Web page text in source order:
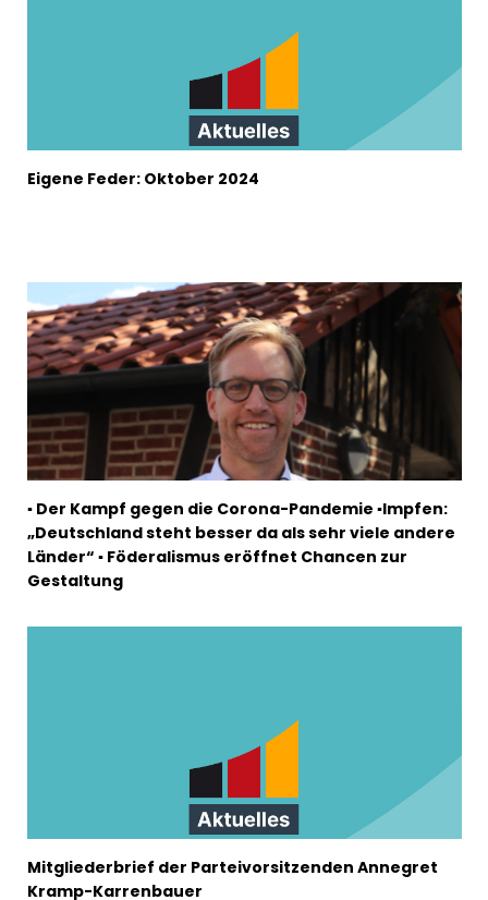
Eigene Feder: Oktober 2024
▪ Der Kampf gegen die Corona-Pandemie ▪Impfen:
Deutschland steht besser da als sehr viele andere
Länder“ ▪ Föderalismus eröffnet Chancen zur
Gestaltung
Mitgliederbrief der Parteivorsitzenden Annegret
Kramp-Karrenbauer